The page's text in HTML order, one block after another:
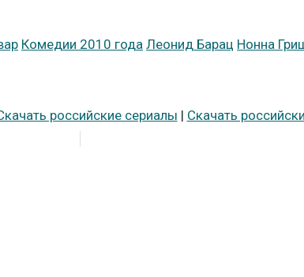
Комедии 2010 года Леонид Барац Нонна
российские сериалы | Скачать